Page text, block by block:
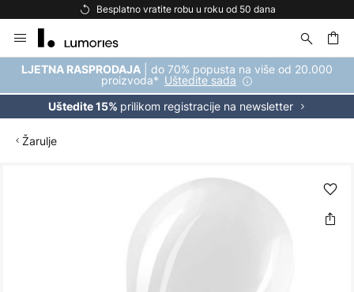
Besplatno vratite robu u roku od 50 dana
to
Content
LJETNA RASPRODAJA | do 70% popusta na više od 20.000
proizvoda* Uštedite sada
Uštedite 15% prilikom registracije na newsletter
Žarulje